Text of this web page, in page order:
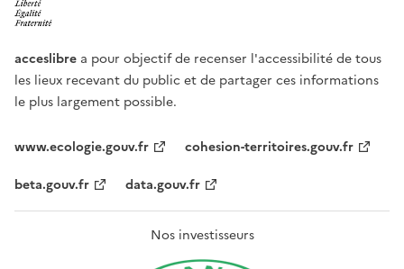
acceslibre a pour objectif de recenser l'accessibilité de tous
les lieux recevant du public et de partager ces informations
le plus largement possible.
www.ecologie.gouv.fr
cohesion-territoires.gouv.fr
beta.gouv.fr
data.gouv.fr
Nos investisseurs